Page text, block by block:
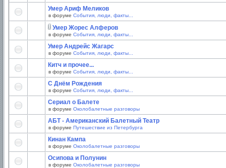
Умер Ариф Меликов
в форуме События, люди, факты...
Умер Жорес Алферов
в форуме События, люди, факты...
Умер Андрейс Жагарс
в форуме События, люди, факты...
Китч и прочее...
в форуме События, люди, факты...
С Днём Рождения
в форуме События, люди, факты...
Сериал о Балете
в форуме Околобалетные разговоры
АБТ - Американский Балетный Театр
в форуме Путешествие из Петербурга
Кинан Кампа
в форуме Околобалетные разговоры
Осипова и Полунин
в форуме Околобалетные разговоры